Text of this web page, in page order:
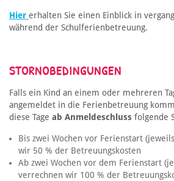
Hier erhalten Sie einen Einblick in
während der Schulferienbetreuung.
STORNOBEDINGUNGEN
Falls ein Kind an einem oder mehreren
angemeldet in die Ferienbetreuung
diese Tage ab Anmeldeschluss folgende
Bis zwei Wochen vor Ferienstart
wir 50 % der Betreuungskosten
Ab zwei Wochen vor dem Ferienstart
verrechnen wir 100 % der